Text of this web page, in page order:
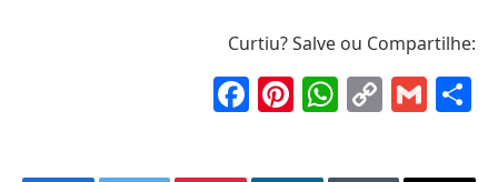
Curtiu? Salve ou Compartilhe:
Facebook
Pinterest
Copy